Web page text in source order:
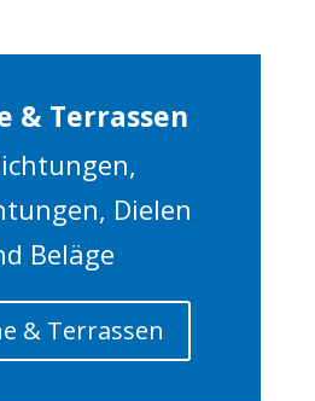
& Terrassen
Dielen
Beläge
& Terrassen